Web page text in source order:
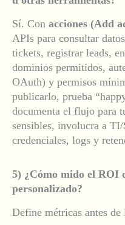
Sí. Con acciones (Add
APIs para consultar
tickets, registrar leads,
dominios permitidos,
OAuth) y permisos
publicarlo, prueba
documenta el flujo para
sensibles, involucra a
credenciales, logs y
5) ¿Cómo mido el ROI
personalizado?
Define métricas antes de